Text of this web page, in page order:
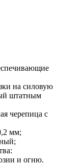
на силовую
штатным
черепица с
мм;
и огню.